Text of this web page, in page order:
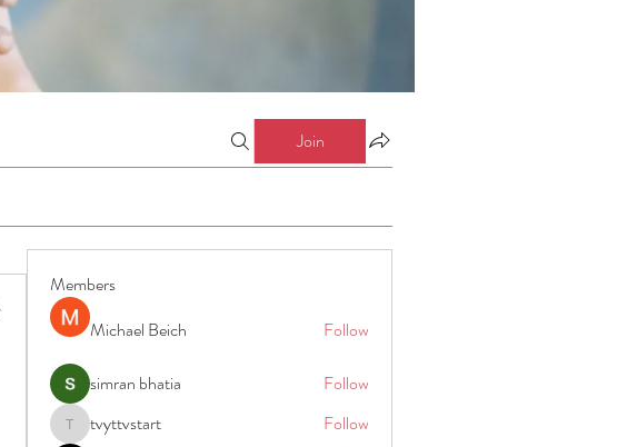
Join
Members
Michael Beich
Follow
simran bhatia Follow
tvyttvstart
tvyttvstart
Follow